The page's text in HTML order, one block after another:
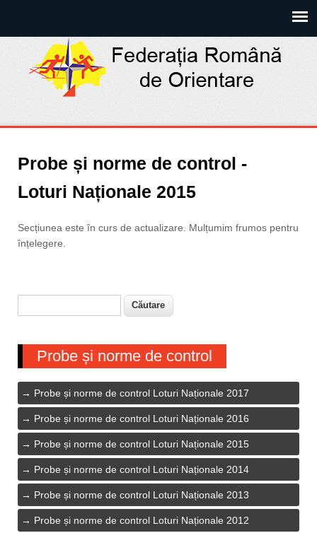
Probe și norme de control -
Loturi Naționale 2015
Secțiunea este în curs de actualizare. Mulțumim frumos pentru
înțelegere.
Formular de căutare
Probe și norme de control
Probe și norme de control Loturi Naționale 2017
Probe și norme de control Loturi Naționale 2016
Probe și norme de control Loturi Naționale 2015
Probe și norme de control Loturi Naționale 2014
Probe și norme de control Loturi Naționale 2013
Probe și norme de control Loturi Naționale 2012